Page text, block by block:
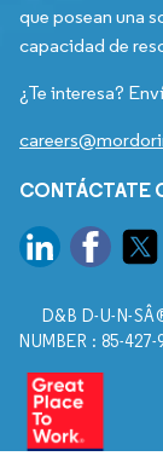
que posean una
capacidad de
¿Te interesa?
CONTÁCTATE
D&B D-U-N-
NUMBER : 85-427-